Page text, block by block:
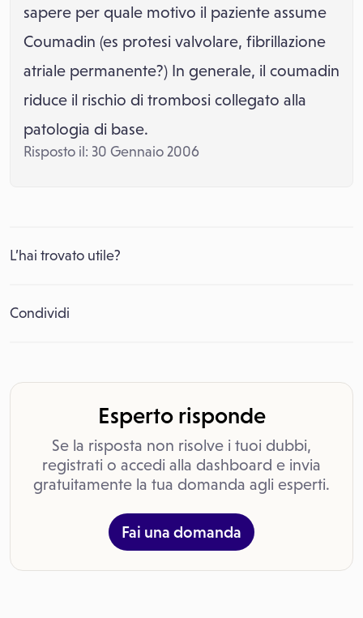
sapere per quale motivo il paziente assume
Coumadin (es protesi valvolare, fibrillazione
atriale permanente?) In generale, il coumadin
riduce il rischio di trombosi collegato alla
patologia di base.
Risposto il: 30 Gennaio 2006
L’hai trovato utile?
Condividi
Esperto risponde
Se la risposta non risolve i tuoi dubbi,
registrati o accedi alla dashboard e invia
gratuitamente la tua domanda agli esperti.
Fai una domanda